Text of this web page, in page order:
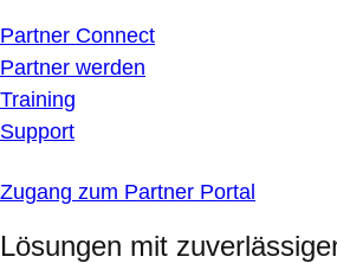
Partner Connect
Partner werden
Training
Support
Zugang zum Partner Portal
Lösungen mit